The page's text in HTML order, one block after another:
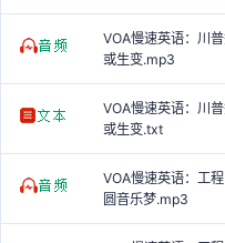
VOA慢速英语：川
或生变.mp3
VOA慢速英语：川
或生变.txt
VOA慢速英语：工
圆音乐梦.mp3